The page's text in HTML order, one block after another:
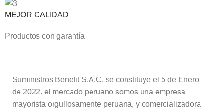
MEJOR CALIDAD
Productos con garantía
Suministros Benefit S.A.C. se constituye el 5 de Enero
de 2022. el mercado peruano somos una empresa
mayorista orgullosamente peruana, y comercializadora